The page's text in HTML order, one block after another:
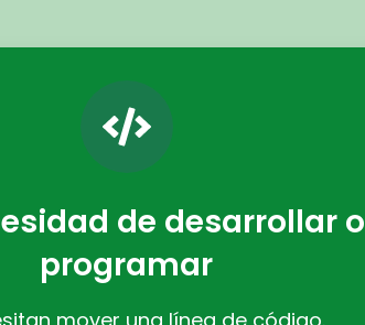
de desarrollar o
programar